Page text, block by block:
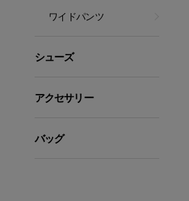
ワイドパンツ
シューズ
アクセサリー
バッグ